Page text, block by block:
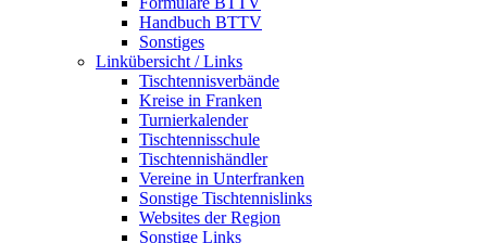
Handbuch BTTV
Sonstiges
Linkübersicht / Links
Tischtennisverbände
Kreise in Franken
Turnierkalender
Tischtennisschule
Tischtennishändler
Vereine in Unterfranken
Sonstige Tischtennislinks
Websites der Region
Sonstige Links